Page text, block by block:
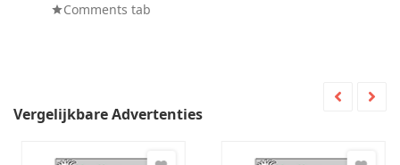
Comments tab
Vergelijkbare Advertenties